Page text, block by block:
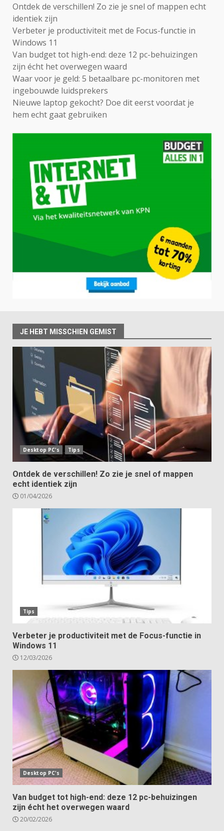
Ontdek de verschillen! Zo zie je snel of mappen echt
identiek zijn
Verbeter je productiviteit met de Focus-functie in
Windows 11
Van budget tot high-end: deze 12 pc-behuizingen
zijn écht het overwegen waard
Waar voor je geld: 5 betaalbare pc-monitoren met
ingebouwde luidsprekers
Nieuwe laptop gekocht? Doe dit eerst voordat je
hem echt gaat gebruiken
JE HEBT MISSCHIEN GEMIST
Desktop PC's Tips
Ontdek de verschillen! Zo zie je snel of mappen
echt identiek zijn
01/04/2026
Tips
Verbeter je productiviteit met de Focus-functie in
Windows 11
12/03/2026
Desktop PC's
Van budget tot high-end: deze 12 pc-behuizingen
zijn écht het overwegen waard
20/02/2026